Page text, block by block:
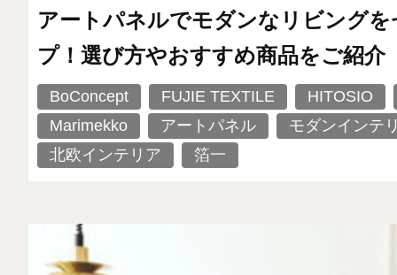
アートパネルでモダンなリビング
プ！選び方やおすすめ商品をご紹介
BoConcept FUJIE TEXTILE
HITOSIO
Marimekko
アートパネル
モダンインテ
北欧インテリア
箔一